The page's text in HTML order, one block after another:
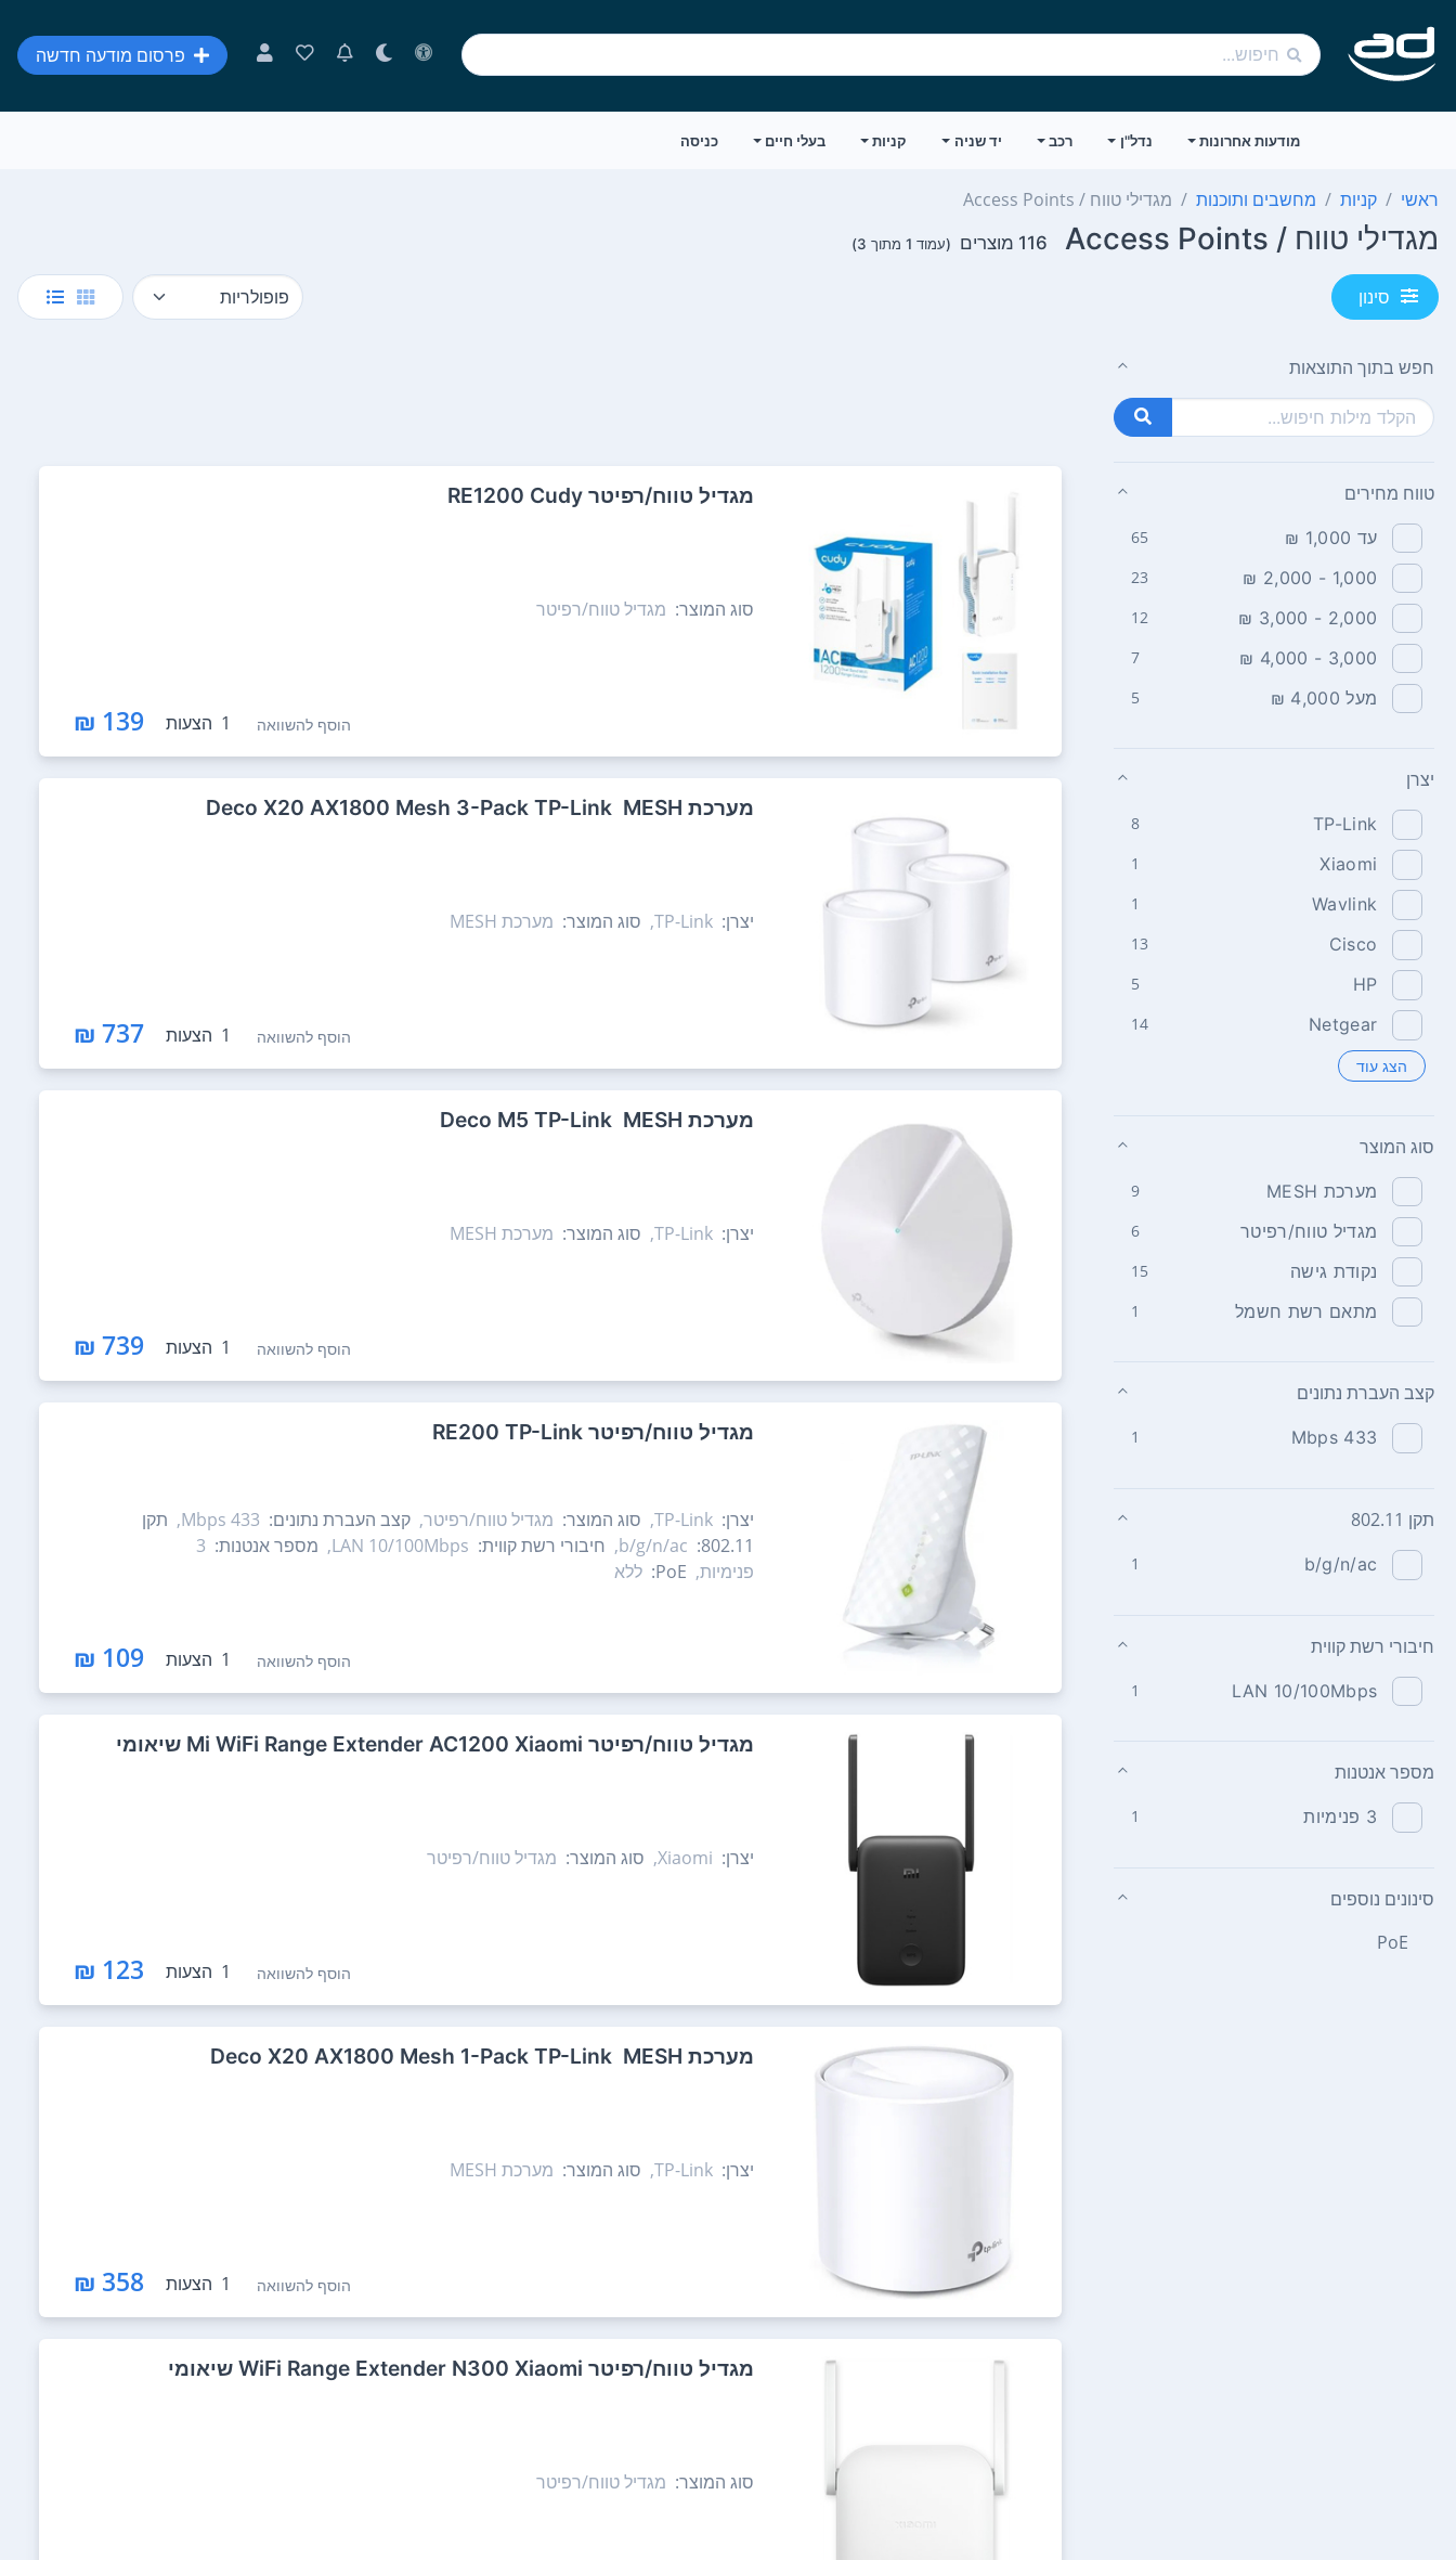
פרסום מודעה חדשה
מודעות אחרונות נדל"ן רכב יד שניה קניות בעלי חיים כניסה
ראשי קניות מחשבים ותוכנות מגדילי טווח / Access Points
מגדילי טווח / Access Points 116 מוצרים (עמוד 1 מתוך 3)
סינון
חפש בתוך התוצאות
טווח מחירים
עד 1,000 ₪ 65
1,000 - 2,000 ₪
23
2,000 - 3,000 ₪
12
3,000 - 4,000 ₪
7
מעל 4,000 ₪ 5
יצרן
TP-Link
8
Xiaomi
1
Wavlink
1
Cisco
13
HP
5
Netgear
14
הצג עוד
סוג המוצר
מערכת MESH 9
מגדיל טווח/רפיטר 6
נקודת גישה 15
מתאם רשת חשמל 1
קצב העברת נתונים
433 Mbps
1
תקן 802.11
b/g/n/ac
1
חיבורי רשת קווית
LAN 10/100Mbps
1
מספר אנטנות
3 פנימיות 1
סינונים נוספים
PoE
‏מגדיל טווח/רפיטר RE1200 Cudy
סוג המוצר: מגדיל טווח/רפיטר
הוסף להשוואה 1 הצעות 139 ₪
מערכת MESH ‏ Deco X20 AX1800 Mesh 3-Pack TP-Link
יצרן: TP-Link, סוג המוצר: מערכת MESH
הוסף להשוואה 1 הצעות 737 ₪
מערכת MESH ‏ Deco M5 TP-Link
יצרן: TP-Link, סוג המוצר: מערכת MESH
הוסף להשוואה 1 הצעות 739 ₪
‏מגדיל טווח/רפיטר RE200 TP-Link
יצרן: TP-Link, סוג המוצר: מגדיל טווח/רפיטר, קצב העברת נתונים: 433 Mbps,
תקן
802.11:
b/g/n/ac, חיבורי רשת קווית: LAN 10/100Mbps, מספר אנטנות: 3
פנימיות, PoE: ללא
הוסף להשוואה 1 הצעות 109 ₪
‏מגדיל טווח/רפיטר Mi WiFi Range Extender AC1200 Xiaomi שיאומי
יצרן: Xiaomi, סוג המוצר: מגדיל טווח/רפיטר
הוסף להשוואה 1 הצעות 123 ₪
מערכת MESH ‏ Deco X20 AX1800 Mesh 1-Pack TP-Link
יצרן: TP-Link, סוג המוצר: מערכת MESH
הוסף להשוואה 1 הצעות 358 ₪
‏מגדיל טווח/רפיטר WiFi Range Extender N300 Xiaomi שיאומי
סוג המוצר: מגדיל טווח/רפיטר